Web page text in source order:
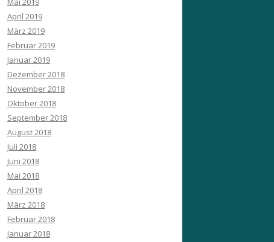
April 2019
März 2019
Februar 2019
Januar 2019
Dezember 2018
November 2018
Oktober 2018
September 2018
August 2018
Juli 2018
Juni 2018
Mai 2018
April 2018
März 2018
Februar 2018
Januar 2018